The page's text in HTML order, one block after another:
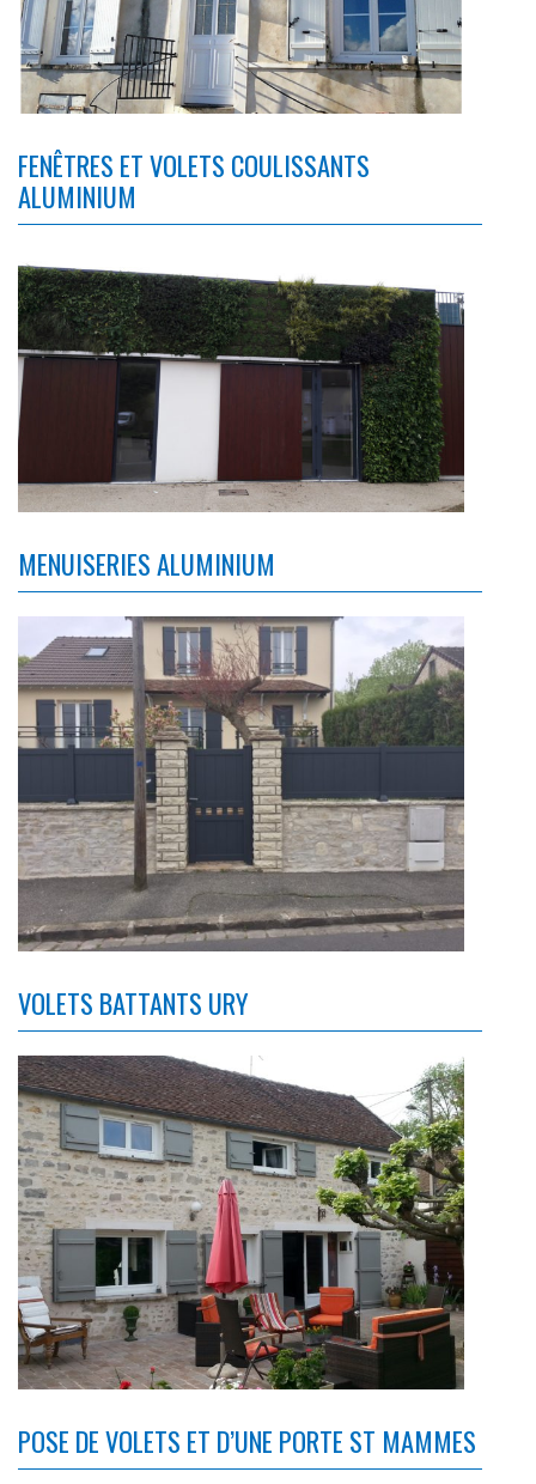
FENÊTRES ET VOLETS COULISSANTS
ALUMINIUM
MENUISERIES ALUMINIUM
VOLETS BATTANTS URY
POSE DE VOLETS ET D’UNE PORTE ST MAMMES